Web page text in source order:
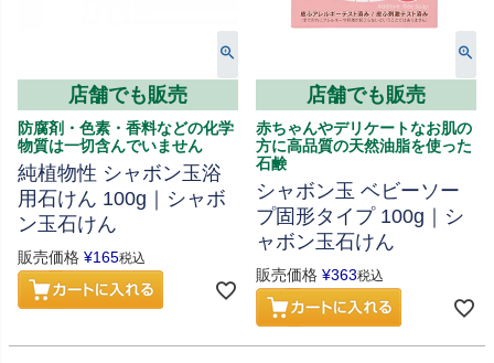
店舗でも販売
防腐剤・色素・香料などの化学
物質は一切含んでいません
純植物性 シャボン玉浴
用石けん 100g｜シャボ
ン玉石けん
販売価格 ¥165税込
店舗でも販売
赤ちゃんやデリケートなお肌の
方に高品質の天然油脂を使った
石鹸
シャボン玉 ベビーソー
プ固形タイプ 100g｜シ
ャボン玉石けん
販売価格 ¥363税込